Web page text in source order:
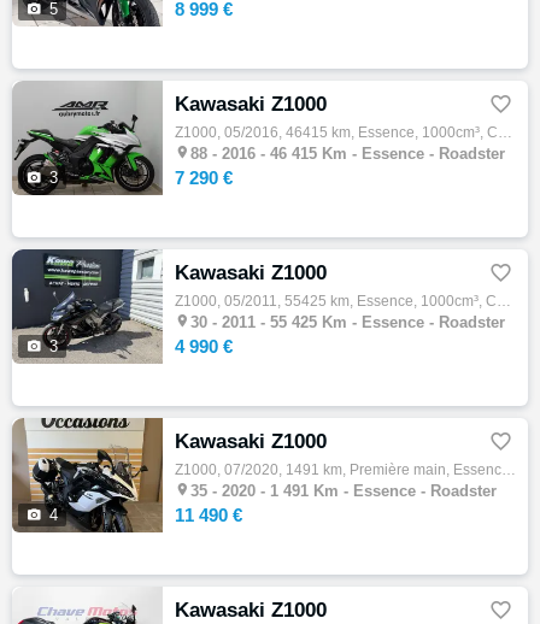
 5 8 999 €
 3
Kawasaki Z1000 
Z1000, 05/2016, 46415 km, Essence, 1000cm³, Couleur vert, 7290 € Equipements : KAWASAKI Z 1000 SX ABS EXCELLENT ETAT - COLORIS PERSO VERT K…
 88 - 2016 - 46 415 Km - Essence - Roadster
7 290 €
 3
Kawasaki Z1000 
Z1000, 05/2011, 55425 km, Essence, 1000cm³, Couleur noir, 4990 € Equipements : Vends tres belle z 1000 sx equipe de silencieux akrapovik re…
 30 - 2011 - 55 425 Km - Essence - Roadster
4 990 €
 4
Kawasaki Z1000 
Z1000, 07/2020, 1491 km, Première main, Essence, 1000cm³, Couleur blanc, 11490 € Equipements : PACK TOURER, ECHAPPEMENT AKRAPOVIC, SHIFTER …
 35 - 2020 - 1 491 Km - Essence - Roadster
11 490 €
Kawasaki Z1000 